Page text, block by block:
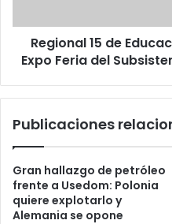
Expo
Feria
del
y
Regional 15 de
Expo Feria del
Publicaciones
Gran hallazgo de petróleo
frente a Usedom: Polonia
quiere explotarlo y
Alemania se opone